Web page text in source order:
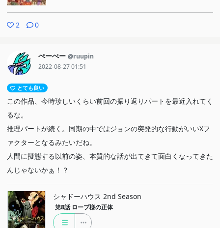
2 0
ぺーぺー @ruupin
2022-08-27 01:51
とても良い
この作品、今時珍しいくらい前回の振り返りパートを最近入れてく
るな。
推理パートが続く。同期の中ではジョンの突発的な行動がいいXフ
ァクターとなるみたいだね。
人間に擬態する以前の姿、本質的な話が出てきて面白くなってきた
んじゃないかぁ！？
シャドーハウス 2nd Season
第8話 ローブ様の正体